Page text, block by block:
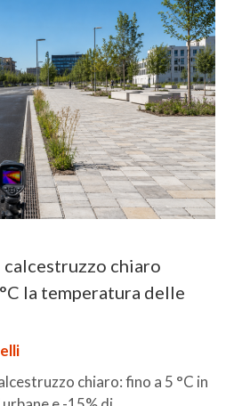
chiaro
la temperatura delle
chiaro: fino a 5 °C in